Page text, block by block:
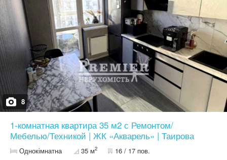
8
1-комнатная квартира 35 м2 с Ремонтом/
Мебелью/Техникой | ЖК «Акварель» | Таирова
Однокімнатна 35 м2 16 / 17 пов.